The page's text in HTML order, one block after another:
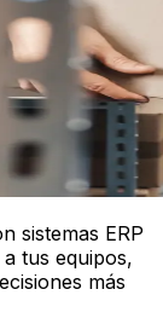
sistemas ERP
tus equipos,
más